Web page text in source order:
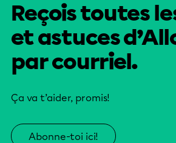
Reçois toutes
et astuces
par courriel.
Ça va t’aider, promis!
Abonne-toi ici!